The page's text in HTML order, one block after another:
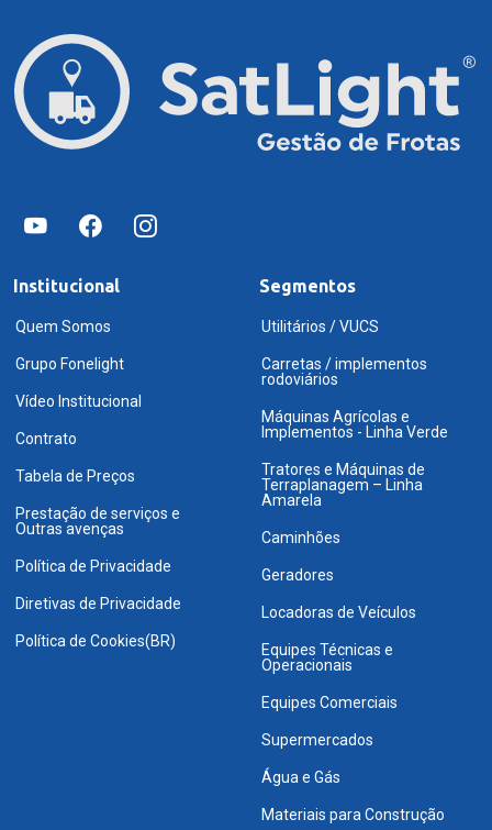
Institucional
Quem Somos
Grupo Fonelight
Vídeo Institucional
Contrato
Tabela de Preços
Prestação de serviços e
Outras avenças
Política de Privacidade
Diretivas de Privacidade
Política de Cookies(BR)
Segmentos
Utilitários / VUCS
Carretas / implementos
rodoviários
Máquinas Agrícolas e
Implementos - Linha Verde
Tratores e Máquinas de
Terraplanagem – Linha
Amarela
Caminhões
Geradores
Locadoras de Veículos
Equipes Técnicas e
Operacionais
Equipes Comerciais
Supermercados
Água e Gás
Materiais para Construção